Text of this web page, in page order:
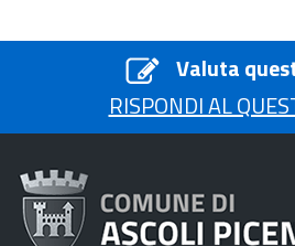
Valuta
RISPONDI AL